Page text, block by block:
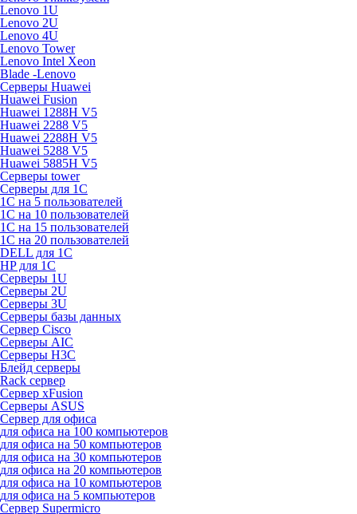
Lenovo 1U
Lenovo 2U
Lenovo 4U
Lenovo Tower
Lenovo Intel Xeon
Blade -Lenovo
Серверы Huawei
Huawei Fusion
Huawei 1288H V5
Huawei 2288 V5
Huawei 2288H V5
Huawei 5288 V5
Huawei 5885H V5
Серверы tower
Серверы для 1C
1С на 5 пользователей
1С на 10 пользователей
1С на 15 пользователей
1С на 20 пользователей
DELL для 1С
HP для 1С
Серверы 1U
Серверы 2U
Серверы 3U
Серверы базы данных
Сервер Cisco
Серверы AIC
Серверы H3C
Блейд серверы
Rack сервер
Сервер xFusion
Серверы ASUS
Сервер для офиса
для офиса на 100 компьютеров
для офиса на 50 компьютеров
для офиса на 30 компьютеров
для офиса на 20 компьютеров
для офиса на 10 компьютеров
для офиса на 5 компьютеров
Сервер Supermicro